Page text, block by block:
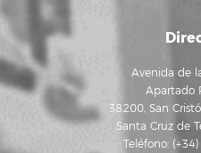
Avenida de
Apartado
38200, San
Santa Cruz de
Teléfono: